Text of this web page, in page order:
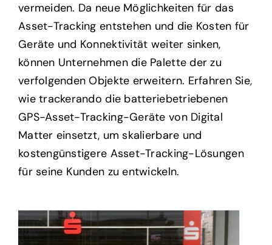
vermeiden. Da neue Möglichkeiten für das
Asset-Tracking entstehen und die Kosten für
Geräte und Konnektivität weiter sinken,
können Unternehmen die Palette der zu
verfolgenden Objekte erweitern. Erfahren Sie,
wie trackerando die batteriebetriebenen
GPS-Asset-Tracking-Geräte von Digital
Matter einsetzt, um skalierbare und
kostengünstigere Asset-Tracking-Lösungen
für seine Kunden zu entwickeln.